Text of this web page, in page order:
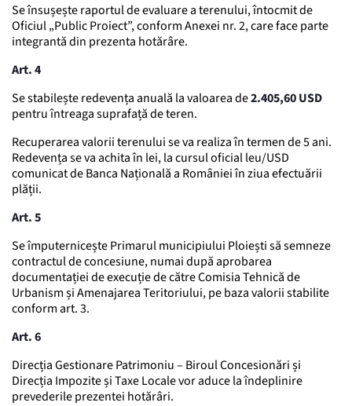
Se însușește raportul de evaluare a terenului, întocmit de
Oficiul „Public Proiect”, conform Anexei nr. 2, care face parte
integrantă din prezenta hotărâre.
Art. 4
Se stabilește redevența anuală la valoarea de2.405,60 USD
pentru întreaga suprafață de teren.
Recuperarea valorii terenului se va realiza în termen de 5 ani.
Redevența se va achita în lei, la cursul oficial leu/USD
comunicat de Banca Națională a României în ziua efectuării
plății.
Art. 5
Se împuternicește Primarul municipiului Ploiești să semneze
contractul de concesiune, numai după aprobarea
documentației de execuție de către Comisia Tehnică de
Urbanism și Amenajarea Teritoriului, pe baza valorii stabilite
conform art. 3.
Art. 6
Direcția Gestionare Patrimoniu – Biroul Concesionări și
Direcția Impozite și Taxe Locale vor aduce la îndeplinire
prevederile prezentei hotărâri.